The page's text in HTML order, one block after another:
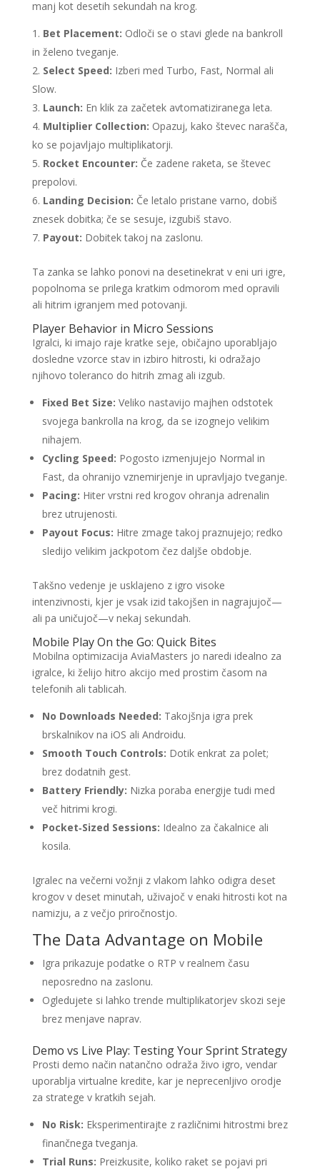
manj kot desetih sekundah na krog.
Bet Placement: Odloči se o stavi glede na bankroll
in želeno tveganje.
Select Speed: Izberi med Turbo, Fast, Normal ali
Slow.
Launch: En klik za začetek avtomatiziranega leta.
Multiplier Collection: Opazuj, kako števec narašča,
ko se pojavljajo multiplikatorji.
Rocket Encounter: Če zadene raketa, se števec
prepolovi.
Landing Decision: Če letalo pristane varno, dobiš
znesek dobitka; če se sesuje, izgubiš stavo.
Payout: Dobitek takoj na zaslonu.
Ta zanka se lahko ponovi na desetinekrat v eni uri igre,
popolnoma se prilega kratkim odmorom med opravili
ali hitrim igranjem med potovanji.
Player Behavior in Micro Sessions
Igralci, ki imajo raje kratke seje, običajno uporabljajo
dosledne vzorce stav in izbiro hitrosti, ki odražajo
njihovo toleranco do hitrih zmag ali izgub.
Fixed Bet Size: Veliko nastavijo majhen odstotek
svojega bankrolla na krog, da se izognejo velikim
nihajem.
Cycling Speed: Pogosto izmenjujejo Normal in
Fast, da ohranijo vznemirjenje in upravljajo tveganje.
Pacing: Hiter vrstni red krogov ohranja adrenalin
brez utrujenosti.
Payout Focus: Hitre zmage takoj praznujejo; redko
sledijo velikim jackpotom čez daljše obdobje.
Takšno vedenje je usklajeno z igro visoke
intenzivnosti, kjer je vsak izid takojšen in nagrajujoč—
ali pa uničujoč—v nekaj sekundah.
Mobile Play On the Go: Quick Bites
Mobilna optimizacija AviaMasters jo naredi idealno za
igralce, ki želijo hitro akcijo med prostim časom na
telefonih ali tablicah.
No Downloads Needed: Takojšnja igra prek
brskalnikov na iOS ali Androidu.
Smooth Touch Controls: Dotik enkrat za polet;
brez dodatnih gest.
Battery Friendly: Nizka poraba energije tudi med
več hitrimi krogi.
Pocket‑Sized Sessions: Idealno za čakalnice ali
kosila.
Igralec na večerni vožnji z vlakom lahko odigra deset
krogov v deset minutah, uživajoč v enaki hitrosti kot na
namizju, a z večjo priročnostjo.
The Data Advantage on Mobile
Igra prikazuje podatke o RTP v realnem času
neposredno na zaslonu.
Ogledujete si lahko trende multiplikatorjev skozi seje
brez menjave naprav.
Demo vs Live Play: Testing Your Sprint Strategy
Prosti demo način natančno odraža živo igro, vendar
uporablja virtualne kredite, kar je neprecenljivo orodje
za stratege v kratkih sejah.
No Risk: Eksperimentirajte z različnimi hitrostmi brez
finančnega tveganja.
Trial Runs: Preizkusite, koliko raket se pojavi pri